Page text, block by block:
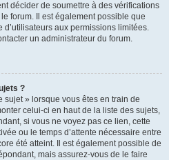
décider de soumettre à des vérifications
forum. Il est également possible que
aux permissions limitées.
un administrateur du forum.
?
sujet » lorsque vous êtes en train de
celui-ci en haut de la liste des sujets,
si vous ne voyez pas ce lien, cette
ou le temps d’attente nécessaire entre
été atteint. Il est également possible de
mais assurez-vous de le faire